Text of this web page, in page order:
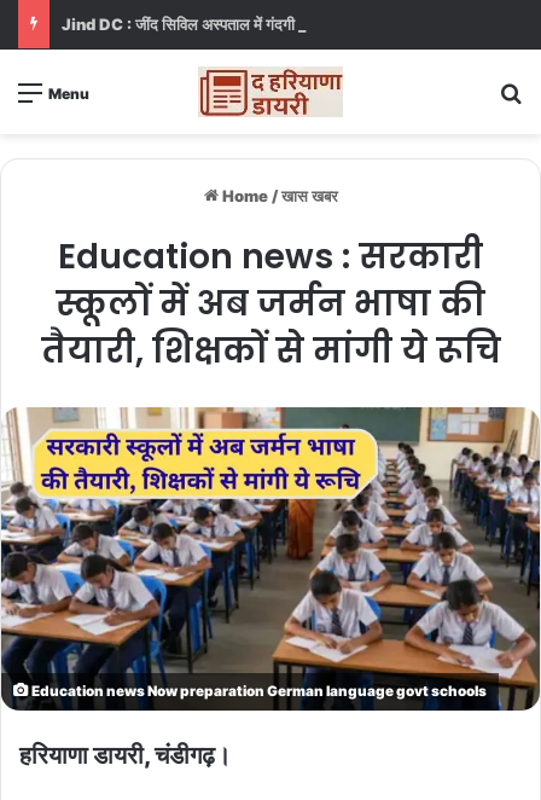
Menu
Home / खास खबर
Education news : सरकारी
स्कूलों में अब जर्मन भाषा की
तैयारी, शिक्षकों से मांगी ये रूचि
Education news Now preparation German language govt schools
हरियाणा डायरी, चंडीगढ़।